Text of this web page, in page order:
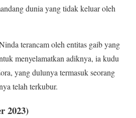
dunia yang tidak keluar oleh
terancam oleh entitas gaib yang
menyelamatkan adiknya, ia kudu
yang dulunya termasuk seorang
telah terkubur.
2023)